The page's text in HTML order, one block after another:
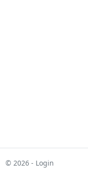
© 2026 - Login